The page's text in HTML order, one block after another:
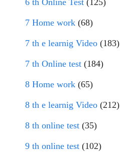
6 th Online Test (125)
7 Home work (68)
7 th e learnig Video (183)
7 th Online test (184)
8 Home work (65)
8 th e learnig Video (212)
8 th online test (35)
9 th online test (102)